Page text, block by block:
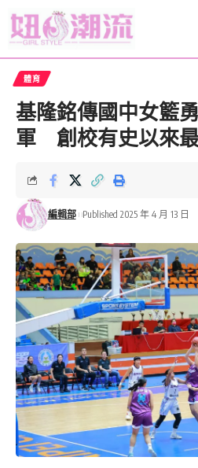
體育
基隆銘傳國中女籃
軍 創校有史以來
編輯部 Published 2025 年 4 月 13 日